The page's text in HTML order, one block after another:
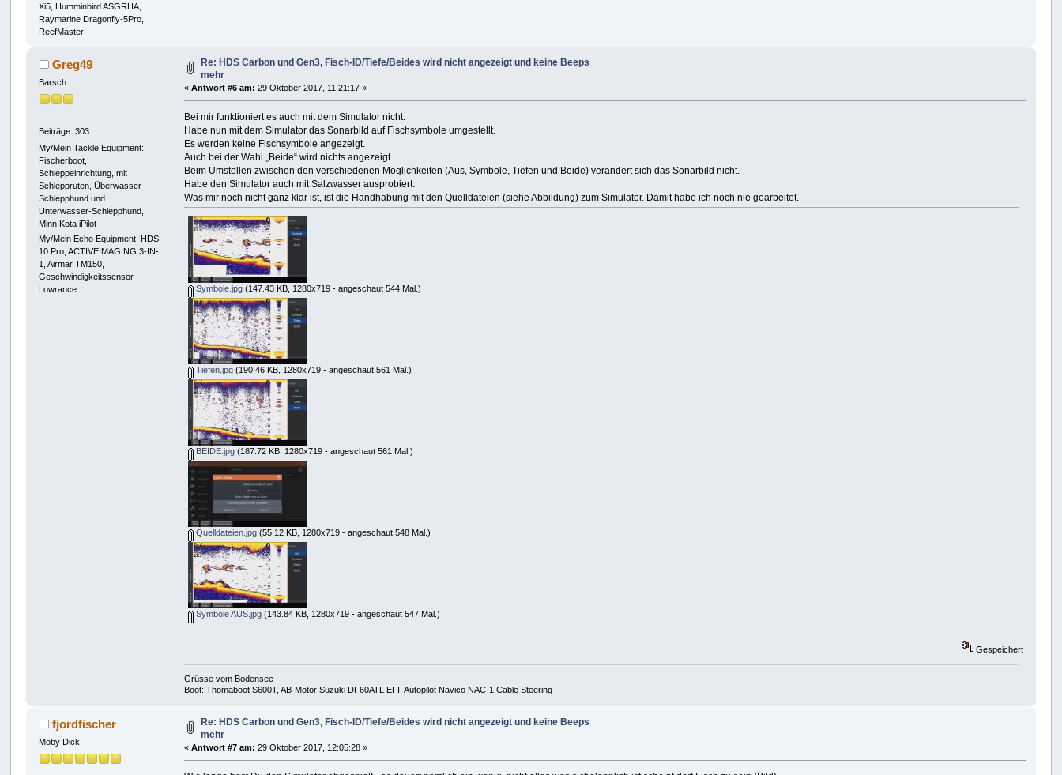
Xi5, Humminbird ASGRHA,
Raymarine Dragonfly-5Pro,
ReefMaster
Greg49
Barsch
Beiträge: 303
My/Mein Tackle Equipment:
Fischerboot,
Schleppeinrichtung, mit
Schleppruten, Überwasser-
Schlepphund und
Unterwasser-Schlepphund,
Minn Kota iPilot
My/Mein Echo Equipment: HDS-
10 Pro, ACTIVEIMAGING 3-IN-
1, Airmar TM150,
Geschwindigkeitssensor
Lowrance
Re: HDS Carbon und Gen3, Fisch-ID/Tiefe/Beides wird nicht angezeigt und keine Beeps
mehr
«Antwort #6 am: 29 Oktober 2017, 11:21:17 »
Bei mir funktioniert es auch mit dem Simulator nicht.
Habe nun mit dem Simulator das Sonarbild auf Fischsymbole umgestellt.
Es werden keine Fischsymbole angezeigt.
Auch bei der Wahl „Beide“ wird nichts angezeigt.
Beim Umstellen zwischen den verschiedenen Möglichkeiten (Aus, Symbole, Tiefen und Beide) verändert sich das Sonarbild nicht.
Habe den Simulator auch mit Salzwasser ausprobiert.
Was mir noch nicht ganz klar ist, ist die Handhabung mit den Quelldateien (siehe Abbildung) zum Simulator. Damit habe ich noch nie gearbeitet.
Symbole.jpg (147.43 KB, 1280x719 - angeschaut 544 Mal.)
Tiefen.jpg (190.46 KB, 1280x719 - angeschaut 561 Mal.)
BEIDE.jpg (187.72 KB, 1280x719 - angeschaut 561 Mal.)
Quelldateien.jpg (55.12 KB, 1280x719 - angeschaut 548 Mal.)
Symbole AUS.jpg (143.84 KB, 1280x719 - angeschaut 547 Mal.)
Gespeichert
Grüsse vom Bodensee
Boot: Thomaboot S600T, AB-Motor:Suzuki DF60ATL EFI, Autopilot Navico NAC-1 Cable Steering
fjordfischer
Moby Dick
Re: HDS Carbon und Gen3, Fisch-ID/Tiefe/Beides wird nicht angezeigt und keine Beeps
mehr
«Antwort #7 am: 29 Oktober 2017, 12:05:28 »